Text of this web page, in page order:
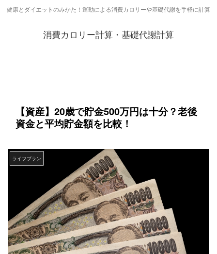
健康とダイエットのみかた！運動による消費カロリーや基礎代謝を手軽に計算
消費カロリー計算・基礎代謝計算
【資産】20歳で貯金500万円は十分？老後
資金と平均貯金額を比較！
ライフプラン